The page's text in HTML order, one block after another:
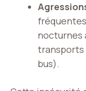
nocturnes
transports
bus).